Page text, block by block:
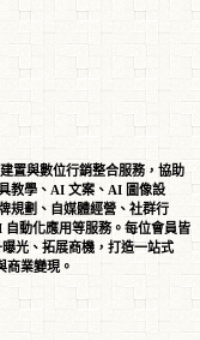
置與數位行銷整合服務，協助
教學、AI 文案、AI 圖像設
規劃、自媒體經營、社群行
動化應用等服務。每位會員皆
光、拓展商機，打造一站式
商業變現。